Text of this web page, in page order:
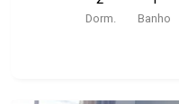
e playground; -
Dorm. Banho